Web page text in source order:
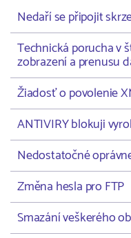
Nedaří se připojit
Technická porucha v
zobrazení a prenusu
Žiadosť o povolenie
ANTIVIRY blokuji
Nedostatočné
Změna hesla pro FTP
Smazání veškerého